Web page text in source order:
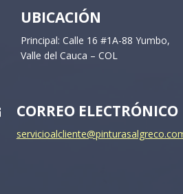
UBICACIÓN
Principal: Calle 16 #1A-88 Yumbo,
Valle del Cauca – COL
CORREO ELECTRÓNICO